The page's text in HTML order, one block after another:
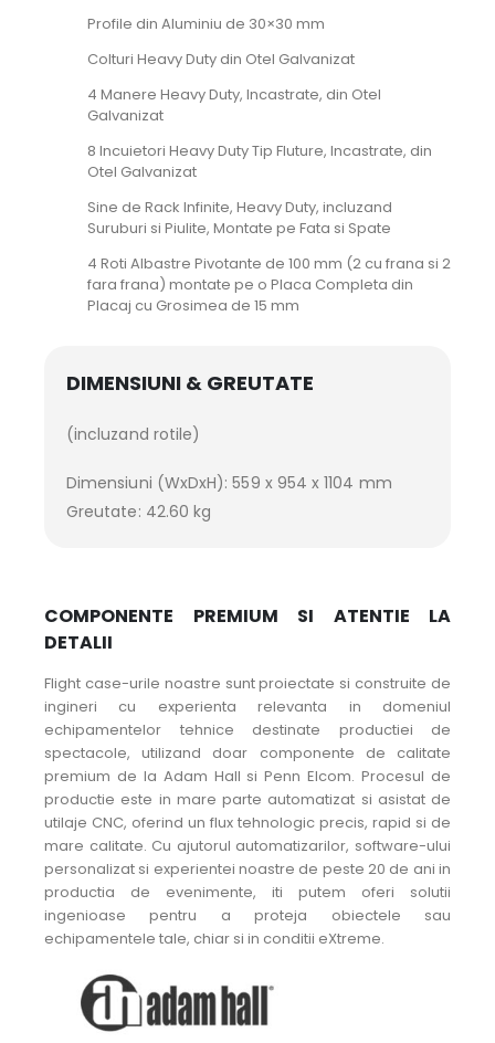
Profile din Aluminiu de 30×30 mm
Colturi Heavy Duty din Otel Galvanizat
4 Manere Heavy Duty, Incastrate, din Otel
Galvanizat
8 Incuietori Heavy Duty Tip Fluture, Incastrate, din
Otel Galvanizat
Sine de Rack Infinite, Heavy Duty, incluzand
Suruburi si Piulite, Montate pe Fata si Spate
4 Roti Albastre Pivotante de 100 mm (2 cu frana si 2
fara frana) montate pe o Placa Completa din
Placaj cu Grosimea de 15 mm
DIMENSIUNI & GREUTATE
(incluzand rotile)
Dimensiuni (WxDxH): 559 x 954 x 1104 mm
Greutate: 42.60 kg
COMPONENTE PREMIUM SI ATENTIE LA
DETALII
Flight case-urile noastre sunt proiectate si construite de
ingineri cu experienta relevanta in domeniul
echipamentelor tehnice destinate productiei de
spectacole, utilizand doar componente de calitate
premium de la Adam Hall si Penn Elcom. Procesul de
productie este in mare parte automatizat si asistat de
utilaje CNC, oferind un flux tehnologic precis, rapid si de
mare calitate. Cu ajutorul automatizarilor, software-ului
personalizat si experientei noastre de peste 20 de ani in
productia de evenimente, iti putem oferi solutii
ingenioase pentru a proteja obiectele sau
echipamentele tale, chiar si in conditii eXtreme.